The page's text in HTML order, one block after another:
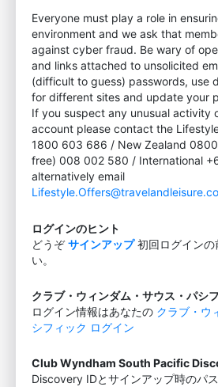
Everyone must play a role in
environment and we ask that
against cyber fraud. Be wary of
and links attached to unsolicited
(difficult to guess) passwords, use
for different sites and update your
If you suspect any unusual activity
account please contact the
1800 603 686 / New Zealand
free) 008 002 580 / International
alternatively email
ログインのヒント
どうぞサインアップ初回ログインの
い。
クラブ・ウィンダム・サウス・パシ
ログイン情報はあなたの クラブ・ウ
シフィック ログイン
Club Wyndham South Pacific
Discovery IDとサインアップ時のパ